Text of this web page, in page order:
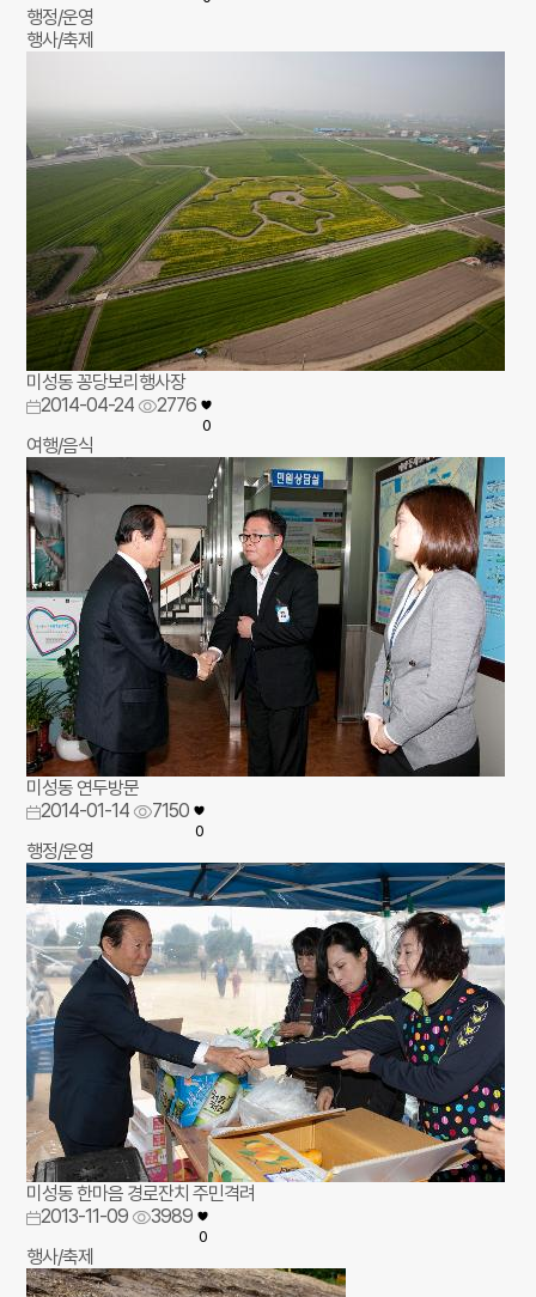
행정/운영
행사/축제
미성동 꽁당보리행사장
2014-04-24
2776
0
여행/음식
미성동 연두방문
2014-01-14
7150
0
행정/운영
미성동 한마음 경로잔치 주민격려
2013-11-09
3989
0
행사/축제